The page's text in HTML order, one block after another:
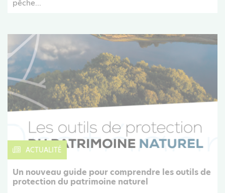
pêche...
ACTUALITÉ
Un nouveau guide pour comprendre les outils de
protection du patrimoine naturel